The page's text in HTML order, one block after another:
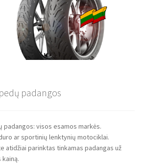
padangos
padangos: visos esamos markės.
ar sportinių lenktynių motociklai.
atidžiai parinktas tinkamas padangas už